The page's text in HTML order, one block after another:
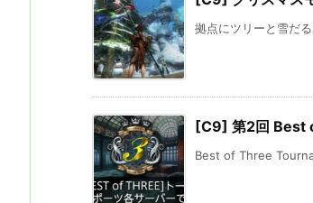
拠点にツリーと雪だ
[C9] 第2回 Best
Best of Three